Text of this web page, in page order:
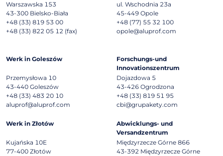
Warszawska 153
43-300 Bielsko-Biała
+48 (33) 819 53 00
+48 (33) 822 05 12 (fax)
ul. Wschodnia 23a
45-449 Opole
+48 (77) 55 32 100
opole@aluprof.com
Werk in Goleszów
Przemysłowa 10
43-440 Goleszów
+48 (33) 483 20 10
aluprof@aluprof.com
Forschungs-und
Innovationszentrum
Dojazdowa 5
43-426 Ogrodzona
+48 (33) 819 51 95
cbi@grupakety.com
Werk in Złotów
Kujańska 10E
77-400 Złotów
Abwicklungs- und
Versandzentrum
Międzyrzecze Górne 866
43-392 Międzyrzecze Górne